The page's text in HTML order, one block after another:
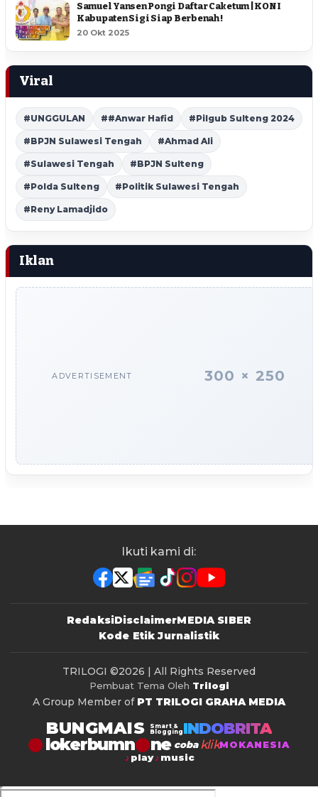
Samuel Yansen Pongi Daftar Caketum | KONI
Kabupaten Sigi Siap Berbenah !
20 Okt 2025
Viral
#UNGGULAN ##Anwar Hafid #Pilgub Sulteng 2024
#BPJN Sulawesi Tengah #Ahmad Ali
#Sulawesi Tengah #BPJN Sulteng
#Polda Sulteng #Politik Sulawesi Tengah
#Reny Lamadjido
Iklan
ADVERTISEMENT 300 × 250
Ikuti kami di:
RedaksiDisclaimerMEDIA SIBER
Kode Etik Jurnalistik
TRILOGI ©2026 | All Rights Reserved
Pembuat Tema Oleh Trilogi
A Group Member of PT TRILOGI GRAHA MEDIA
BUNGMAIS
Smart &
Blogging INDOBRITA
lokerbumn coba klikMOKANESIA
play
music